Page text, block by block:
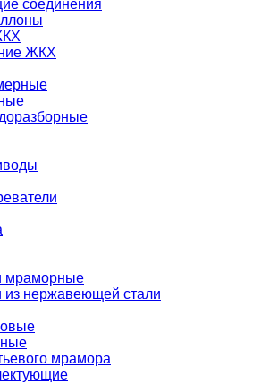
соединения
ЖКХ
мраморные
из нержавеющей стали
мрамора